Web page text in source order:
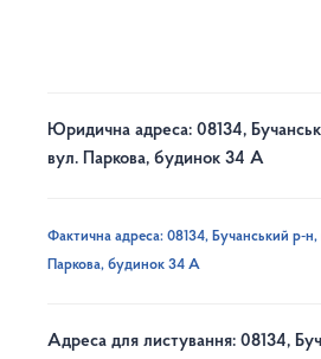
Юридична адреса: 08134,
вул. Паркова, будинок 34 А
Фактична адреса: 08134, Бучанський р-
Паркова, будинок 34 А
Адреса для листування: 08134,